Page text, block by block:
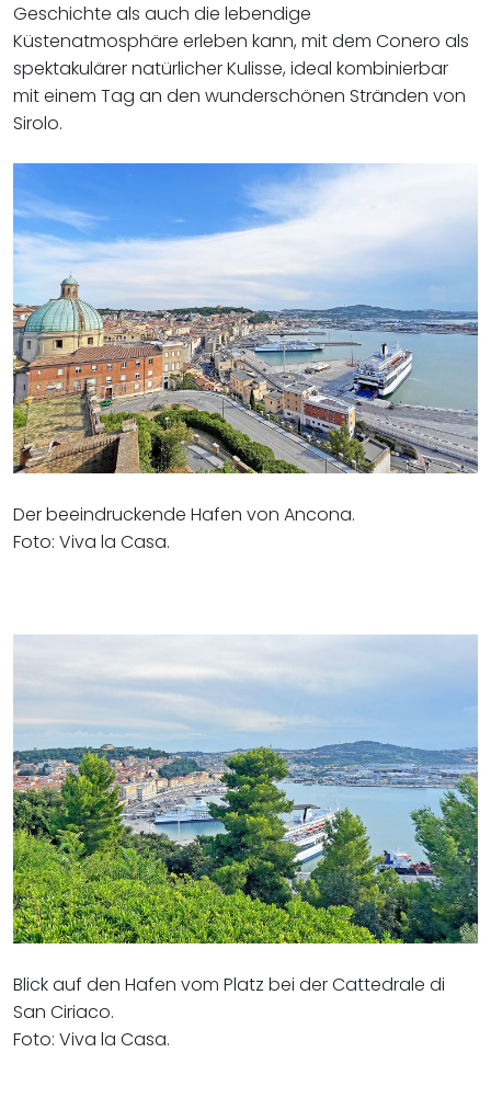
Geschichte als auch die lebendige
Küstenatmosphäre erleben kann, mit dem Conero als
spektakulärer natürlicher Kulisse, ideal kombinierbar
mit einem Tag an den wunderschönen Stränden von
Sirolo.
Der beeindruckende Hafen von Ancona.
Foto: Viva la Casa.
Blick auf den Hafen vom Platz bei der Cattedrale di
San Ciriaco.
Foto: Viva la Casa.